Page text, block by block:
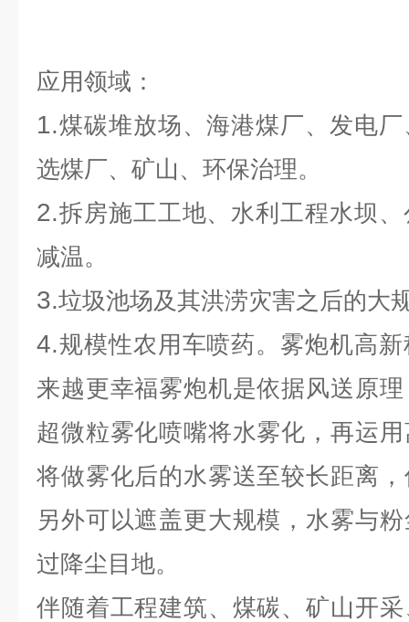
应用领域：
1.煤碳堆放场、海港煤厂、发电
选煤厂、矿山、环保治理。
2.拆房施工工地、水利工程水坝
减温。
3.垃圾池场及其洪涝灾害之后的大
4.规模性农用车喷药。雾炮机高
来越更幸福雾炮机是依据风送原
超微粒雾化喷嘴将水雾化，再运
将做雾化后的水雾送至较长距离
另外可以遮盖更大规模，水雾与
过降尘目地。
伴随着工程建筑、煤碳、矿山开